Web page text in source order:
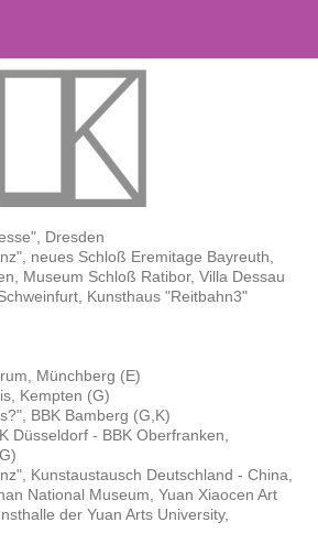
Dresden
neues Schloß Eremitage Bayreuth,
Museum Schloß Ratibor, Villa Dessau
Kunsthaus "Reitbahn3"
Münchberg (E)
Kempten (G)
BBK Bamberg (G,K)
Düsseldorf - BBK Oberfranken,
Kunstaustausch Deutschland - China,
National Museum, Yuan Xiaocen Art
der Yuan Arts University,